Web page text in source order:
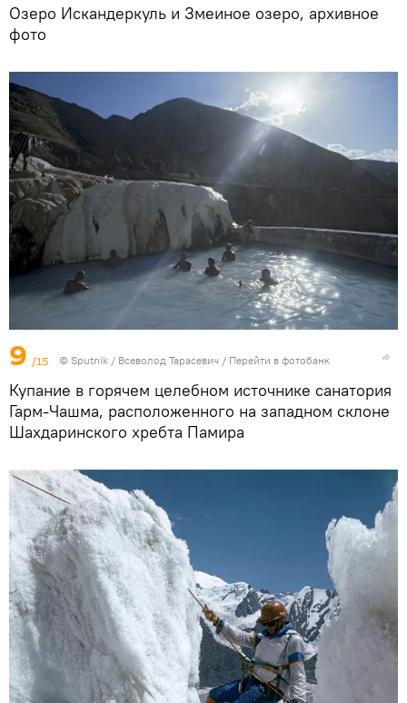
Озеро Искандеркуль и Змеиное озеро, архивное
фото
9 /15 © Sputnik / Всеволод Тарасевич / Перейти в фотобанк
Купание в горячем целебном источнике санатория
Гарм-Чашма, расположенного на западном склоне
Шахдаринского хребта Памира